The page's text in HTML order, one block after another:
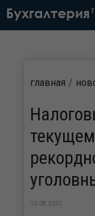
Бухгалтерия
главная
10.08.2001